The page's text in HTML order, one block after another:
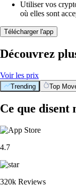
Utiliser vos
où elles sont
Télécharger l'app
Découvrez
Voir les prix
Trending Top
Ce que disent
4.7
320k Reviews